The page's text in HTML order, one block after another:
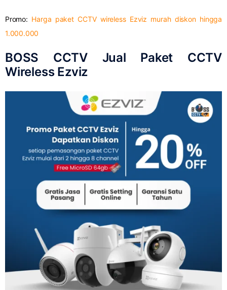
Promo: Harga paket CCTV wireless Ezviz murah diskon hingga
1.000.000
BOSS CCTV Jual Paket CCTV
Wireless Ezviz